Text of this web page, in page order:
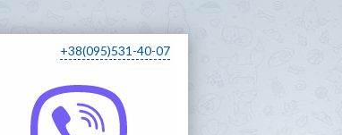
+38(095)531-40-07